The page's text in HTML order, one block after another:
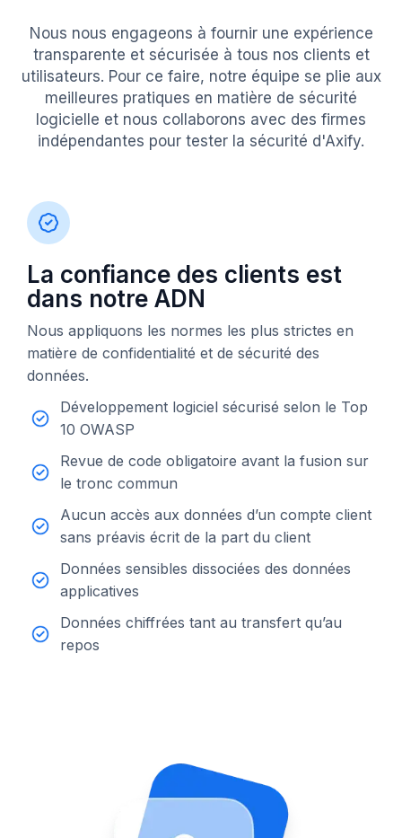
Nous nous engageons à fournir une expérience
transparente et sécurisée à tous nos clients et
utilisateurs. Pour ce faire, notre équipe se plie aux
meilleures pratiques en matière de sécurité
logicielle et nous collaborons avec des firmes
indépendantes pour tester la sécurité d'Axify.
La confiance des clients est
dans notre ADN
Nous appliquons les normes les plus strictes en
matière de confidentialité et de sécurité des
données.
Développement logiciel sécurisé selon le Top
10 OWASP
Revue de code obligatoire avant la fusion sur
le tronc commun
Aucun accès aux données d’un compte client
sans préavis écrit de la part du client
Données sensibles dissociées des données
applicatives
Données chiffrées tant au transfert qu’au
repos